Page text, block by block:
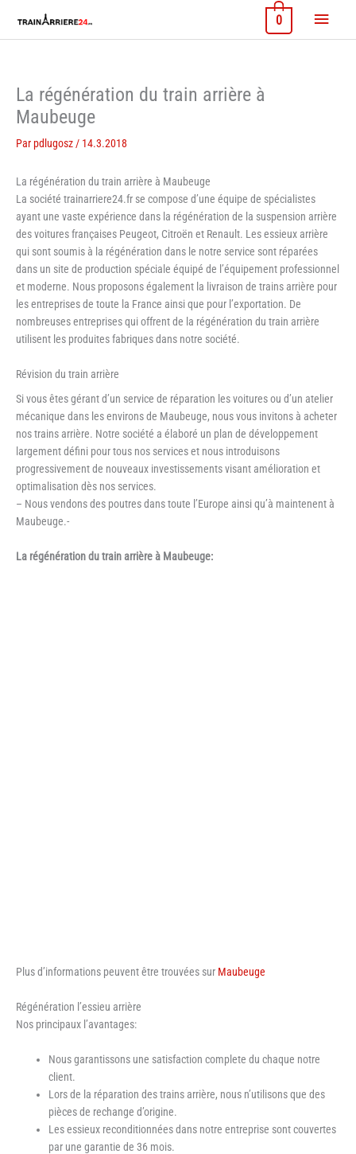
contenu
Menu
0
La régénération du train arrière à
Maubeuge
Par pdlugosz / 14.3.2018
La régénération du train arrière à Maubeuge
La société trainarriere24.fr se compose d’une équipe de spécialistes
ayant une vaste expérience dans la régénération de la suspension arrière
des voitures françaises Peugeot, Citroën et Renault. Les essieux arrière
qui sont soumis à la régénération dans le notre service sont réparées
dans un site de production spéciale équipé de l’équipement professionnel
et moderne. Nous proposons également la livraison de trains arrière pour
les entreprises de toute la France ainsi que pour l’exportation. De
nombreuses entreprises qui offrent de la régénération du train arrière
utilisent les produites fabriques dans notre société.
Révision du train arrière
Si vous êtes gérant d’un service de réparation les voitures ou d’un atelier
mécanique dans les environs de Maubeuge, nous vous invitons à acheter
nos trains arrière. Notre société a élaboré un plan de développement
largement défini pour tous nos services et nous introduisons
progressivement de nouveaux investissements visant amélioration et
optimalisation dès nos services.
– Nous vendons des poutres dans toute l’Europe ainsi qu’à maintenent à
Maubeuge.-
La régénération du train arrière à Maubeuge:
Plus d’informations peuvent être trouvées sur Maubeuge
Régénération l’essieu arrière
Nos principaux l’avantages:
Nous garantissons une satisfaction complete du chaque notre
client.
Lors de la réparation des trains arrière, nous n’utilisons que des
pièces de rechange d’origine.
Les essieux reconditionnées dans notre entreprise sont couvertes
par une garantie de 36 mois.